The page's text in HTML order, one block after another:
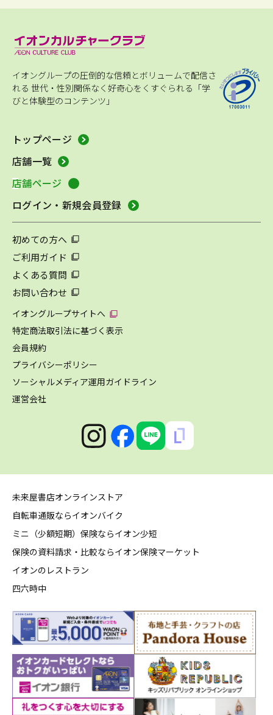
イオングループの圧倒的な信頼とボリュームで配信さ
れる 世代・性別関係なく好奇心をくすぐられる「学
びと体験型のコンテンツ」
トップページ
店舗一覧
店舗ページ
ログイン・新規会員登録
初めての方へ
ご利用ガイド
よくある質問
お問い合わせ
イオングループサイトへ
特定商法取引法に基づく表示
会員規約
プライバシーポリシー
ソーシャルメディア運用ガイドライン
運営会社
未来屋書店オンラインストア
自転車通販ならイオンバイク
ミニ（少額短期）保険ならイオン少短
保険の資料請求・比較ならイオン保険マーケット
イオンのレストラン
四六時中